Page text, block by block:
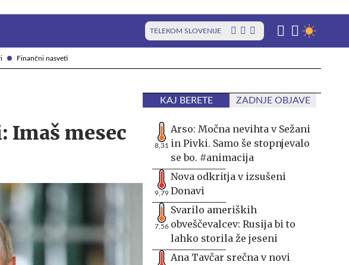
Finančni nasveti
TELEKOM SLOVENIJE
Imaš mesec
KAJ BERETE ZADNJE OBJAVE
8,31
Arso: Močna nevihta v Sežani
in Pivki. Samo še stopnjevalo
se bo. #animacija
9,79
Nova odkritja v izsušeni
Donavi
7,56
Svarilo ameriških
obveščevalcev: Rusija bi to
lahko storila že jeseni
Ana Tavčar srečna v novi